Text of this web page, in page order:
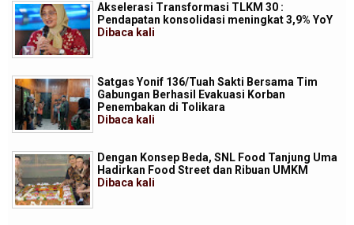
Akselerasi Transformasi TLKM 30 :
Pendapatan konsolidasi meningkat 3,9% YoY
Dibaca kali
Satgas Yonif 136/Tuah Sakti Bersama Tim
Gabungan Berhasil Evakuasi Korban
Penembakan di Tolikara
Dibaca kali
Dengan Konsep Beda, SNL Food Tanjung Uma
Hadirkan Food Street dan Ribuan UMKM
Dibaca kali